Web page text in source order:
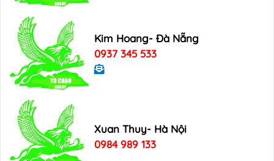
Kim Hoang- Đà Nẵng
0937 345 533
Xuan Thuy- Hà Nội
0984 989 133